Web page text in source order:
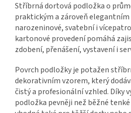
Stříbrná dortová podložka o
praktickým a zároveň
narozeninové, svatební i
kartonové provedení pomáhá
zdobení, přenášení, vystavení i
Povrch podložky je potažen
dekorativním vzorem, který
čistý a profesionální vzhled. Díky
podložka pevněji než běžné